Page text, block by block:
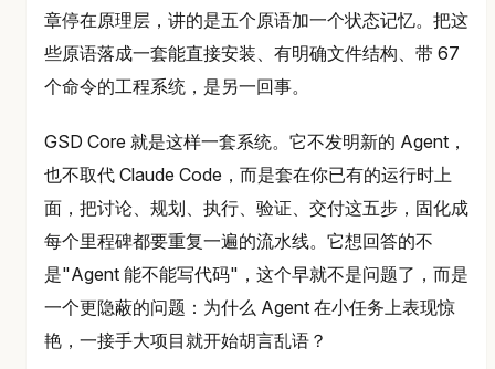
章停在原理层，讲的是五个原语加一个状态记忆。把这
些原语落成一套能直接安装、有明确文件结构、带 67
个命令的工程系统，是另一回事。
GSD Core 就是这样一套系统。它不发明新的 Agent，
也不取代 Claude Code，而是套在你已有的运行时上
面，把讨论、规划、执行、验证、交付这五步，固化成
每个里程碑都要重复一遍的流水线。它想回答的不
是"Agent 能不能写代码"，这个早就不是问题了，而是
一个更隐蔽的问题：为什么 Agent 在小任务上表现惊
艳，一接手大项目就开始胡言乱语？